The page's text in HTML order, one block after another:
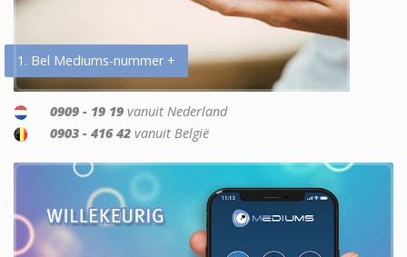
1. Bel Mediums-nummer +
0909 - 19 19 vanuit Nederland
0903 - 416 42 vanuit België